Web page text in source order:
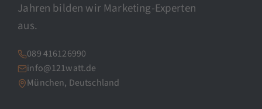
Jahren bilden wir Marketing-Experten
aus.
089 416126990
info@121watt.de
München, Deutschland